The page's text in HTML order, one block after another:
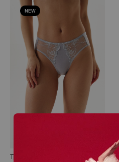
NEW
Трусики бразилиана